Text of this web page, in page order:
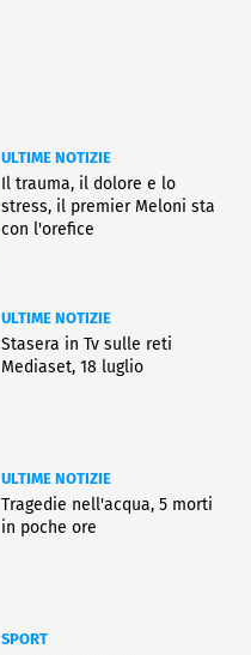
ULTIME NOTIZIE
Il trauma, il dolore e lo
stress, il premier Meloni sta
con l'orefice
ULTIME NOTIZIE
Stasera in Tv sulle reti
Mediaset, 18 luglio
ULTIME NOTIZIE
Tragedie nell'acqua, 5 morti
in poche ore
SPORT